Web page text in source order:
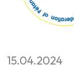
15.04.2024